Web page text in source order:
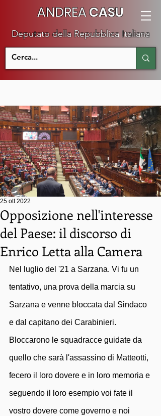
ANDREACASU
Deputato della Repubblica Italiana
Opposizione nell'interesse
del Paese: il discorso di
Enrico Letta alla Camera
25 ott 2022
Nel luglio del '21 a Sarzana. Vi fu un
tentativo, una prova della marcia su
Sarzana e venne bloccata dal Sindaco
e dal capitano dei Carabinieri.
Bloccarono le squadracce guidate da
quello che sarà l'assassino di Matteotti,
fecero il loro dovere e in loro memoria e
seguendo il loro esempio voi fate il
vostro dovere come governo e noi